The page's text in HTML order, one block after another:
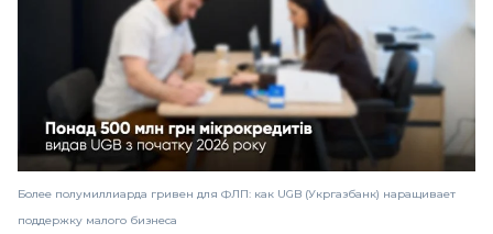
Более полумиллиарда гривен для ФЛП: как UGB (Укргазбанк) наращивает
поддержку малого бизнеса